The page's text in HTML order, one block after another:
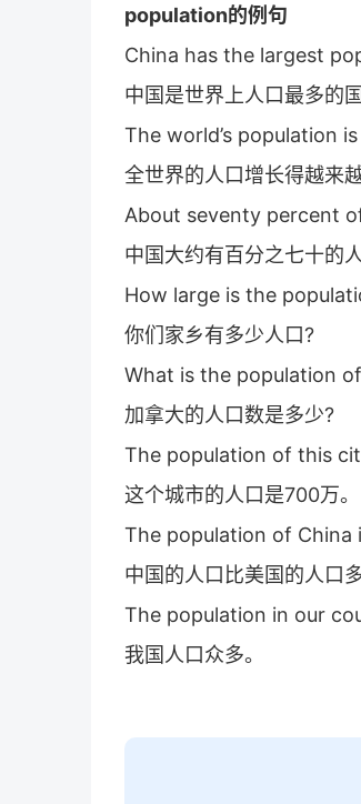
population的例句
China has the largest
中国是世界上人口最多的国
The world’s population
全世界的人口增长得越来越
About seventy percent
中国大约有百分之七十的
How large is the
你们家乡有多少人口?
What is the population
加拿大的人口数是多少?
The population of this
这个城市的人口是700万。
The population of China
中国的人口比美国的人口多
The population in our
我国人口众多。